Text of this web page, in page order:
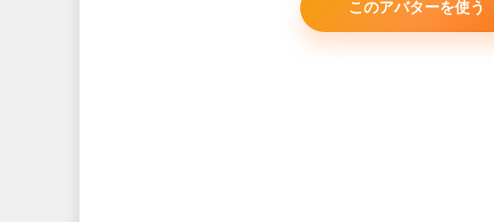
このアバターを使う